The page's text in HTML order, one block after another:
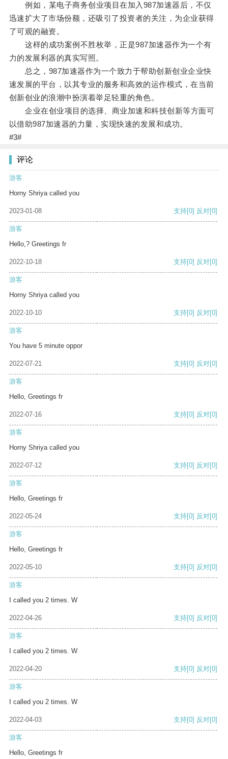
例如，某电子商务创业项目在加入987加速器后，不仅
迅速扩大了市场份额，还吸引了投资者的关注，为企业获得
了可观的融资。
这样的成功案例不胜枚举，正是987加速器作为一个有
力的发展利器的真实写照。
总之，987加速器作为一个致力于帮助创新创业企业快
速发展的平台，以其专业的服务和高效的运作模式，在当前
创新创业的浪潮中扮演着举足轻重的角色。
企业在创业项目的选择、商业加速和科技创新等方面可
以借助987加速器的力量，实现快速的发展和成功。
#3#
评论
游客
Horny Shriya called you
2023-01-08 支持[0] 反对[0]
游客
Hello,? Greetings fr
2022-10-18 支持[0] 反对[0]
游客
Horny Shriya called you
2022-10-10 支持[0] 反对[0]
游客
You have 5 minute oppor
2022-07-21 支持[0] 反对[0]
游客
Hello, Greetings fr
2022-07-16 支持[0] 反对[0]
游客
Horny Shriya called you
2022-07-12 支持[0] 反对[0]
游客
Hello, Greetings fr
2022-05-24 支持[0] 反对[0]
游客
Hello, Greetings fr
2022-05-10 支持[0] 反对[0]
游客
I called you 2 times. W
2022-04-26 支持[0] 反对[0]
游客
I called you 2 times. W
2022-04-20 支持[0] 反对[0]
游客
I called you 2 times. W
2022-04-03 支持[0] 反对[0]
游客
Hello, Greetings fr